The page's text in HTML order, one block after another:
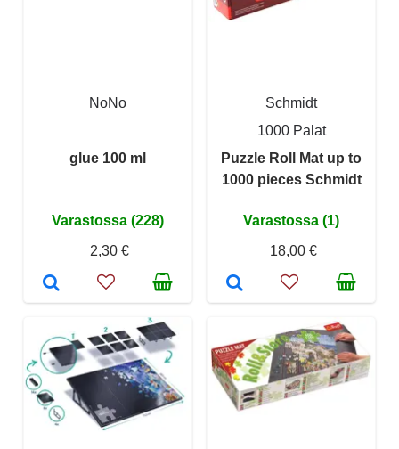
NoNo
glue 100 ml
Varastossa (228)
2,30 €
Schmidt
1000 Palat
Puzzle Roll Mat up to
1000 pieces Schmidt
Varastossa (1)
18,00 €